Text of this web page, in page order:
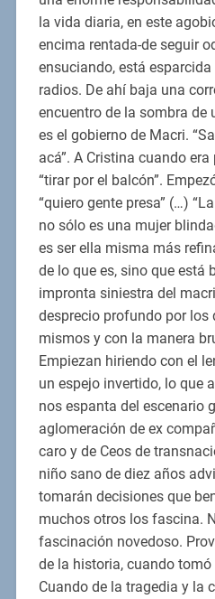
la vida diaria, en este
encima rentada-de seguir
ensuciando, está
radios. De ahí baja una
encuentro de la sombra de
es el gobierno de Macri.
acá”. A Cristina cuando
“tirar por el balcón”.
“quiero gente presa” (…)
no sólo es una mujer
es ser ella misma más
de lo que es, sino que está
impronta siniestra del
desprecio profundo por los
mismos y con la manera
Empiezan hiriendo con el
un espejo invertido, lo que
nos espanta del escenario
aglomeración de ex
caro y de Ceos de
niño sano de diez años
tomarán decisiones que
muchos otros los fascina.
fascinación novedoso.
de la historia, cuando
Cuando de la tragedia y la